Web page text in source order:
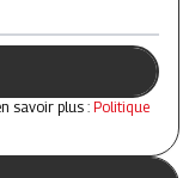
savoir plus : Politique